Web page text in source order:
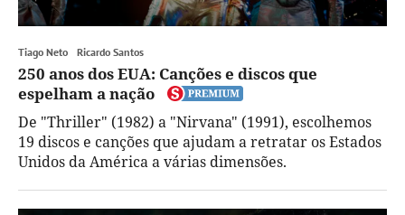
Tiago Neto Ricardo Santos
250 anos dos EUA: Canções e discos que
espelham a nação
De "Thriller" (1982) a "Nirvana" (1991), escolhemos
19 discos e canções que ajudam a retratar os Estados
Unidos da América a várias dimensões.